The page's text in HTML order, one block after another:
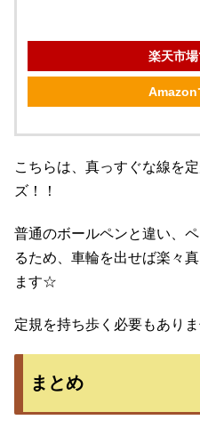
楽天市
Amazon
こちらは、真っすぐな線を
ズ！！
普通のボールペンと違い、
るため、車輪を出せば楽々
ます☆
定規を持ち歩く必要もありま
まとめ